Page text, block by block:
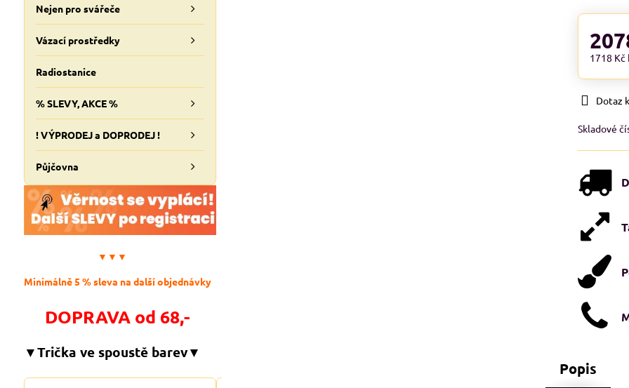
1718 Kč
Dotaz
Skladové
Popis
Nejen pro svářeče
Vázací prostředky
Radiostanice
% SLEVY, AKCE %
! VÝPRODEJ a DOPRODEJ !
Půjčovna
▼▼▼
Minimálně 5 % sleva na další objednávky
DOPRAVA od 68,-
▼Trička ve spoustě barev▼